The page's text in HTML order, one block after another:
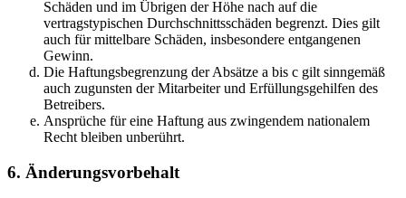
Schäden und im Übrigen der Höhe nach auf die
vertragstypischen Durchschnittsschäden begrenzt. Dies gilt
auch für mittelbare Schäden, insbesondere entgangenen
Gewinn.
Die Haftungsbegrenzung der Absätze a bis c gilt sinngemäß
auch zugunsten der Mitarbeiter und Erfüllungsgehilfen des
Betreibers.
Ansprüche für eine Haftung aus zwingendem nationalem
Recht bleiben unberührt.
6. Änderungsvorbehalt